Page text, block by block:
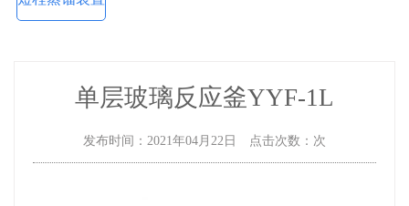
单层玻璃反应釜YYF-1L
发布时间：2021年04月22日 点击次数： 次